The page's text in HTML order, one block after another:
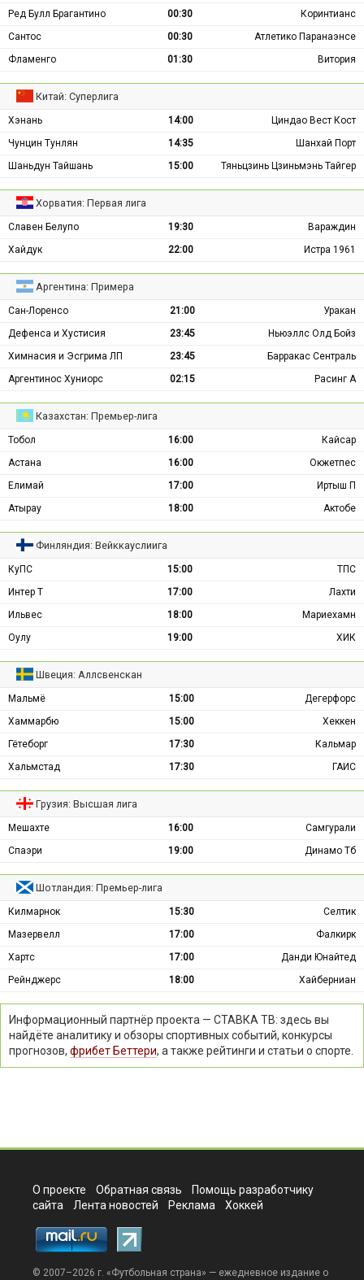
Ред Булл Брагантино
00:30
Коринтианс
Сантос
00:30
Атлетико Паранаэнсе
Фламенго
01:30 Витория
Китай: Суперлига
Хэнань 14:00
Циндао Вест Кост
Чунцин Тунлян
14:35
Шанхай Порт
Шаньдун Тайшань
15:00 Тяньцзинь Цзиньмэнь Тайгер
Хорватия: Первая лига
Славен Белупо 19:30
Вараждин
Хайдук
22:00 Истра 1961
Аргентина: Примера
Сан-Лоренсо 21:00
Уракан
Дефенса и Хустисия
23:45
Ньюэллс Олд Бойз
Химнасия и Эсгрима ЛП
23:45
Барракас Сентраль
Аргентинос Хуниорс
02:15 Расинг А
Казахстан: Премьер-лига
Тобол 16:00
Кайсар
Астана
16:00
Окжетпес
Елимай
17:00
Иртыш П
Атырау
18:00 Актобе
Финляндия: Вейккауслиига
КуПС 15:00
ТПС
Интер Т
17:00
Лахти
Ильвес
18:00
Мариехамн
Оулу
19:00 ХИК
Швеция: Аллсвенскан
Мальмё 15:00
Дегерфорс
Хаммарбю
15:00
Хеккен
Гётеборг
17:30
Кальмар
Хальмстад
17:30 ГАИС
Грузия: Высшая лига
Мешахте 16:00
Самгурали
Спаэри
19:00 Динамо Тб
Шотландия: Премьер-лига
Килмарнок 15:30
Селтик
Мазервелл
17:00
Фалкирк
Хартс
17:00
Данди Юнайтед
Рейнджерс
18:00 Хайберниан
Информационный партнёр проекта — СТАВКА ТВ: здесь вы
найдёте аналитику и обзоры спортивных событий, конкурсы
прогнозов, фрибет Беттери, а также рейтинги и статьи о спорте.
О проекте Обратная связь
Помощь разработчику
сайта
Лента новостей Реклама Хоккей
© 2007–2026 г. «Футбольная страна» — ежедневное издание о